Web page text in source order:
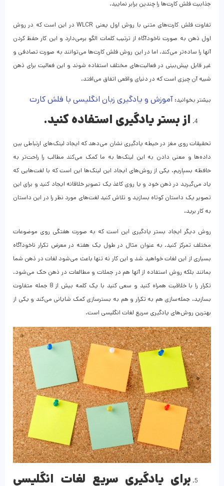
جذابیت فلش کارت‌ها را چندین برابر نمایید.
تفاوت فلش کارت‌های متنی با روش اول یعنی WLCR در این است که در روش
اول ذهن به صورت ناخودآگاه از ترتیب کلمات الگو برمی‌دارد و این کار حفظ کردن
آنها را ساده‌تر می‌کند. اما در این روش فلش کارت‌ها می‌توانند به صورت تصادفی و
غیر قابل پیش‌بینی در فعالیت‌های مختلف استفاده شوند و این فعالیت برای ذهن
شبیه آن چیزی است که در دنیای واقعی اتفاق می‌افتد.
بیشتر بخوانید: آموزش و یادگیری زبان انگلیسی با فلش کارت
از بستر یادگیری استفاده کنید.
تحقیقات روی مغز در حیطه یادگیری نشان می‌دهد که ایجاد لینک‌های ارتباطی بین
داده‌ها و معنی دادن به این لینک‌ها به ما کمک می‌کند مطالب را راحت‌تر به
حافظه بسپاریم. یکی از روش‌های ایجاد این لینک‌ها این است که با لغت‌هایی که
یاد می‌گیرید در ذهن خود و یا روی کاغذ یک تصویر خلاقانه ایجاد کنید و برای این
تصویر یک داستان کوتاه بسازید و تلاش کنید لغت‌های مورد نظر را در این داستان
به کار برید.
روش دیگر ایجاد بستر یادگیری این است که به صورت هفتگی روی موضوعات
مختلف تمرکز کنید. به عنوان مثال در طول یک هفته در معرض تکرار ناخودآگاه
بسیاری از این لغات خواهید شد و این کار نه تنها باعث می‌شود لغات در ذهن شما
بمانند بلکه روش استفاده از آنها هم در جملات و مطالعات در ذهن حک می‌شود.
تکرار را با خلاقیت همراه کنید و سعی کنید با یک کلمه بیش از 8 جمله متفاوت
بسازید. جمله‌سازی هم به تکرار و هم به بسترسازی کمک شایانی می‌کند و یکی از
بهترین روش‌های یادگیری سریع لغات انگلیسی است.
برای یادگیری سریع لغات انگلیسی